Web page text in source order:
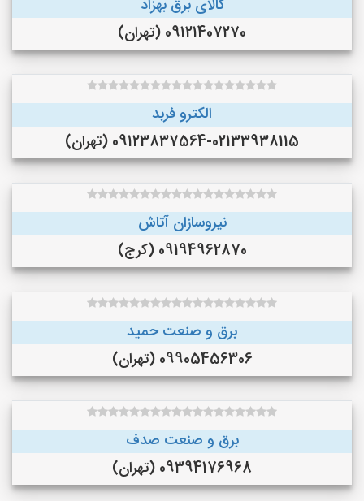
کالای برق بهزاد
09121407270 (تهران)
الکترو فربد
09123837564-02133938115 (تهران)
نیروسازان آتاش
09194962870 (کرج)
برق و صنعت حمید
09905456306 (تهران)
برق و صنعت صدف
09394176968 (تهران)